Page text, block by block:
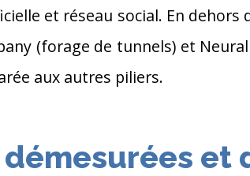
et réseau social. En dehors
(forage de tunnels) et
aux autres piliers.
et